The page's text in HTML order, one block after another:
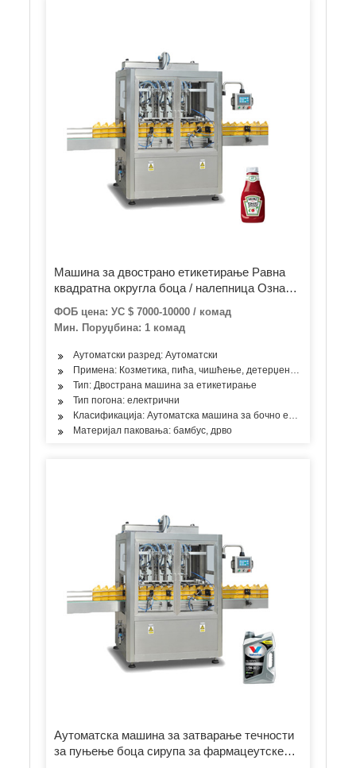
Машина за двострано етикетирање Равна
квадратна округла боца / налепница Ознака
за паковање Машина за пуњење и
затварање Налепница за налепнице
Произвођач
ФОБ цена: УС $ 7000-10000 / комад
Мин. Поруџбина: 1 комад
Аутоматски разред: Аутоматски
Примена: Козметика, пића, чишћење, детерџент, производи
Тип: Двострана машина за етикетирање
Тип погона: електрични
Класификација: Аутоматска машина за бочно етикетирање
Материјал паковања: бамбус, дрво
Аутоматска машина за затварање течности
за пуњење боца сирупа за фармацеутске